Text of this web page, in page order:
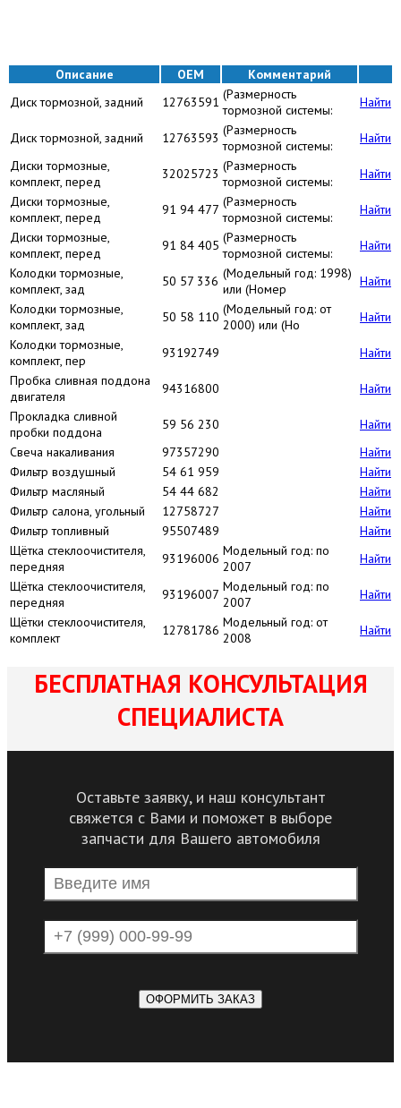
Описание OEM
Комментарий
Диск тормозной, задний
12763591 (Размерность
тормозной системы:
Найти
Диск тормозной, задний 12763593 (Размерность
тормозной системы:
Найти
Диски тормозные,
комплект, перед
32025723 (Размерность
тормозной системы:
Найти
Диски тормозные,
комплект, перед
91 94 477 (Размерность
тормозной системы:
Найти
Диски тормозные,
комплект, перед
91 84 405 (Размерность
тормозной системы:
Найти
Колодки тормозные,
комплект, зад
50 57 336 (Модельный год: 1998)
или (Номер
Найти
Колодки тормозные,
комплект, зад
50 58 110 (Модельный год: от
2000) или (Но
Найти
Колодки тормозные,
комплект, пер
93192749
Найти
Пробка сливная поддона
двигателя
94316800
Найти
Прокладка сливной
пробки поддона
59 56 230
Найти
Свеча накаливания
97357290
Найти
Фильтр воздушный
54 61 959
Найти
Фильтр масляный
54 44 682
Найти
Фильтр салона, угольный
12758727
Найти
Фильтр топливный
95507489
Найти
Щётка стеклоочистителя,
передняя
93196006 Модельный год: по
2007
Найти
Щётка стеклоочистителя,
передняя
93196007 Модельный год: по
2007
Найти
Щётки стеклоочистителя,
комплект
12781786 Модельный год: от
2008
Найти
БЕСПЛАТНАЯ КОНСУЛЬТАЦИЯ
СПЕЦИАЛИСТА
Оставьте заявку, и наш консультант
свяжется с Вами и поможет в выборе
запчасти для Вашего автомобиля